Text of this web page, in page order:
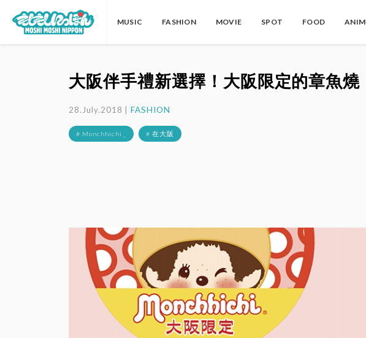
MUSIC FASHION MOVIE SPOT FOOD
大阪伴手禮新選擇！大阪限定的章魚
28.July.2018 |FASHION
# Monchhichi _ # 在大阪